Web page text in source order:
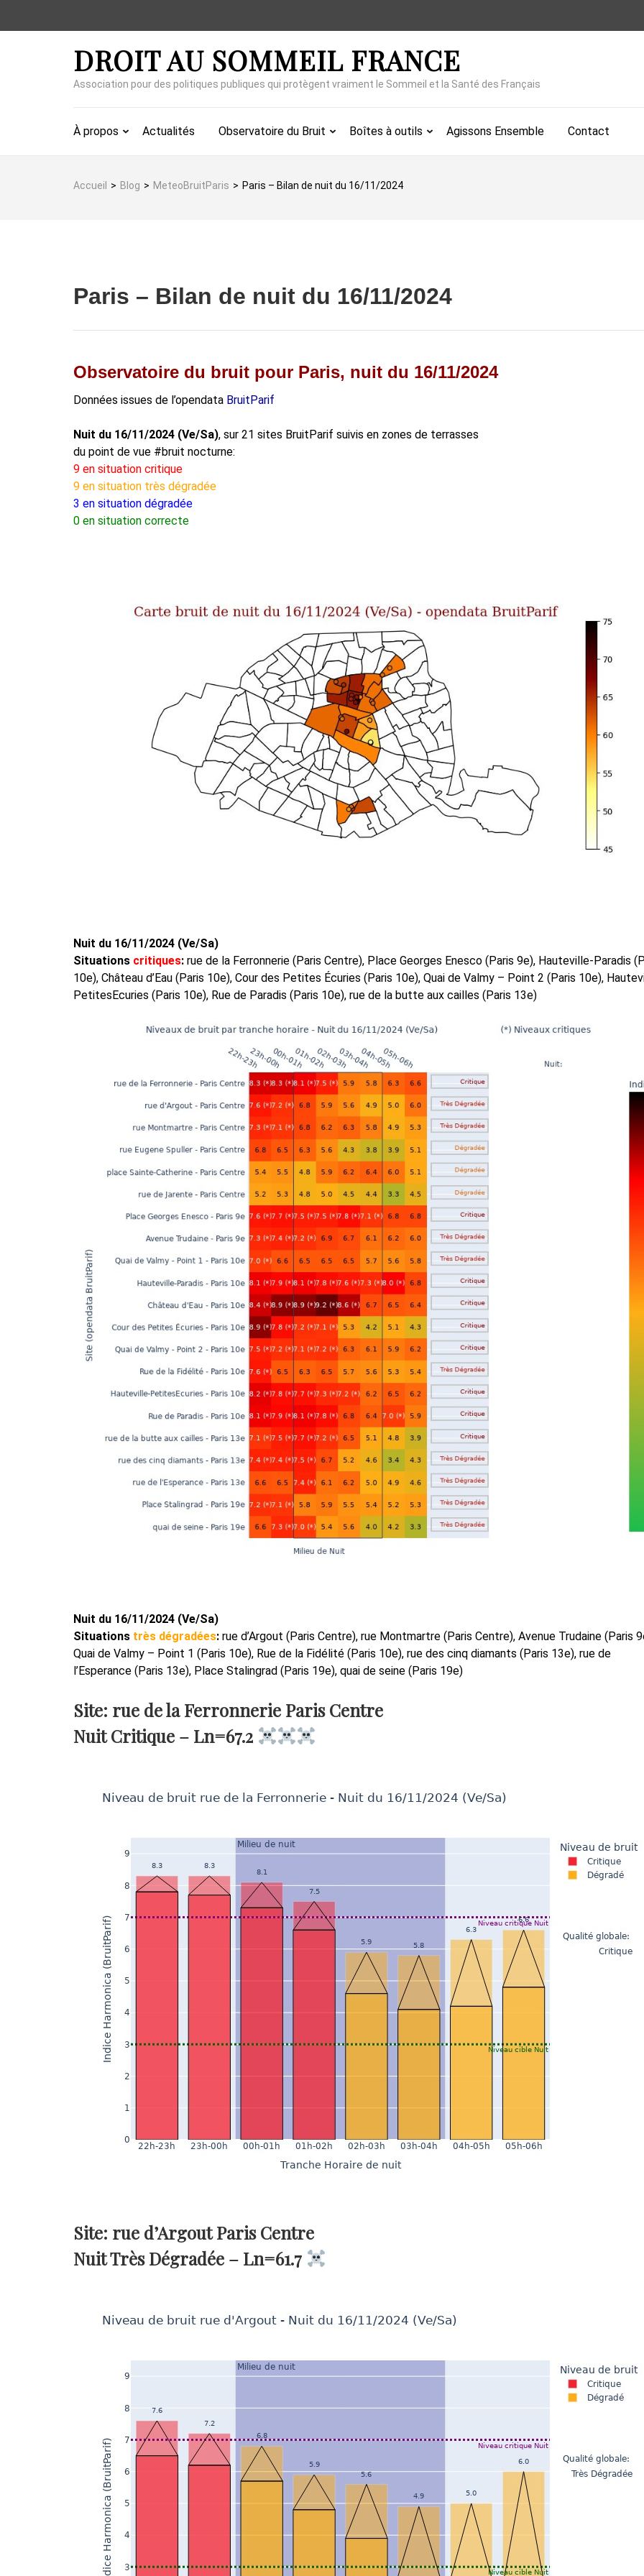
DROIT AU SOMMEIL FRANCE
Association pour des politiques publiques qui protègent vraiment le Sommeil et la Santé des Français
À propos Actualités Observatoire du Bruit Boîtes à outils Agissons Ensemble Contact
Accueil > Blog > MeteoBruitParis > Paris – Bilan de nuit du 16/11/2024
Paris – Bilan de nuit du 16/11/2024
Observatoire du bruit pour Paris, nuit du 16/11/2024
Données issues de l’opendata BruitParif
Nuit du 16/11/2024 (Ve/Sa), sur 21 sites BruitParif suivis en zones de terrasses
du point de vue #bruit nocturne:
9 en situation critique
9 en situation très dégradée
3 en situation dégradée
0 en situation correcte
Nuit du 16/11/2024 (Ve/Sa)
Situations critiques: rue de la Ferronnerie (Paris Centre), Place Georges Enesco (Paris 9e), Hauteville-Paradis
10e), Château d’Eau (Paris 10e), Cour des Petites Écuries (Paris 10e), Quai de Valmy – Point 2 (Paris 10e),
PetitesEcuries (Paris 10e), Rue de Paradis (Paris 10e), rue de la butte aux cailles (Paris 13e)
Nuit du 16/11/2024 (Ve/Sa)
Situations très dégradées: rue d’Argout (Paris Centre), rue Montmartre (Paris Centre), Avenue Trudaine (Paris
Quai de Valmy – Point 1 (Paris 10e), Rue de la Fidélité (Paris 10e), rue des cinq diamants (Paris 13e), rue de
l’Esperance (Paris 13e), Place Stalingrad (Paris 19e), quai de seine (Paris 19e)
Site: rue de la Ferronnerie Paris Centre
Nuit Critique – Ln=67.2
Site: rue d’Argout Paris Centre
Nuit Très Dégradée – Ln=61.7